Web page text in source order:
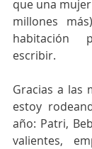
que una
millones
habitación
escribir.
Gracias a las
estoy
año: Patri,
valientes,